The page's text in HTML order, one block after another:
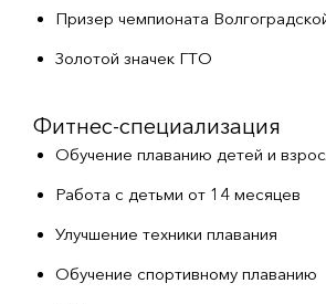
Призер чемпионата
Золотой значек ГТО
Фитнес-специализация
Обучение плаванию детей и
Работа с детьми от 14 месяцев
Улучшение техники плавания
Обучение спортивному плаванию